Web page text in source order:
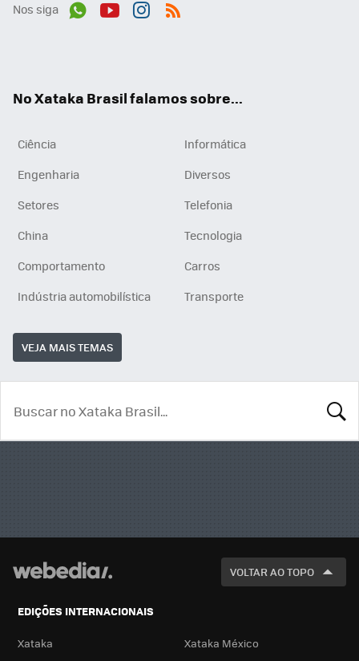
Nos siga
No Xataka Brasil falamos sobre...
Ciência
Informática
Engenharia
Diversos
Setores
Telefonia
China
Tecnologia
Comportamento
Carros
Indústria automobilística
Transporte
VEJA MAIS TEMAS
VOLTAR AO TOPO
EDIÇÕES INTERNACIONAIS
Xataka Xataka México